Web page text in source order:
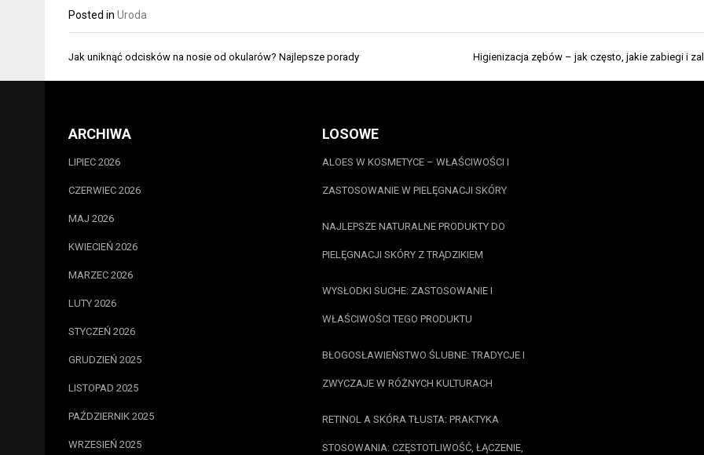
Posted in Uroda
Nawigacja
Jak uniknąć odcisków na nosie od okularów? Najlepsze porady Higienizacja zębów – jak często, jakie zabiegi i
ARCHIWA
LIPIEC 2026
CZERWIEC 2026
MAJ 2026
KWIECIEŃ 2026
MARZEC 2026
LUTY 2026
STYCZEŃ 2026
GRUDZIEŃ 2025
LISTOPAD 2025
PAŹDZIERNIK 2025
WRZESIEŃ 2025
LOSOWE
ALOES W KOSMETYCE – WŁAŚCIWOŚCI I
ZASTOSOWANIE W PIELĘGNACJI SKÓRY
NAJLEPSZE NATURALNE PRODUKTY DO
PIELĘGNACJI SKÓRY Z TRĄDZIKIEM
WYSŁODKI SUCHE: ZASTOSOWANIE I
WŁAŚCIWOŚCI TEGO PRODUKTU
BŁOGOSŁAWIEŃSTWO ŚLUBNE: TRADYCJE I
ZWYCZAJE W RÓŻNYCH KULTURACH
RETINOL A SKÓRA TŁUSTA: PRAKTYKA
STOSOWANIA: CZĘSTOTLIWOŚĆ, ŁĄCZENIE,